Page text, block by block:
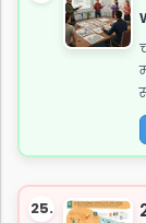
25.